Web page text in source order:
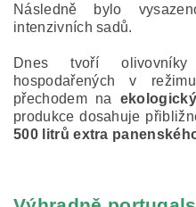
Následně bylo
intenzivních sadů.
Dnes tvoří
hospodařených v
přechodem na
produkce dosahuje
500 litrů extra